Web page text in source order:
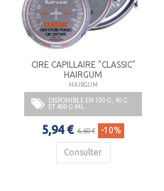
CIRE CAPILLAIRE "CLASSIC"
HAIRGUM
HAIRGUM
DISPONIBLE EN 100 G, 40 G
ET 400 G ML
5,94 € 6,60 € -10%
Consulter